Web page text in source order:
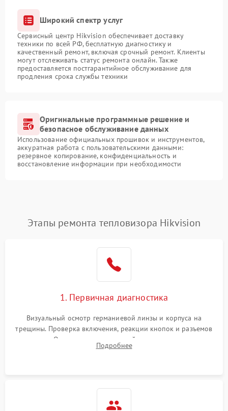
Широкий спектр услуг
Сервисный центр Hikvision обеспечивает доставку
техники по всей РФ, бесплатную диагностику и
качественный ремонт, включая срочный ремонт. Клиенты
могут отслеживать статус ремонта онлайн. Также
предоставляется постгарантийное обслуживание для
продления срока службы техники
Оригинальные программные решение и
безопасное обслуживание данных
Использование официальных прошивок и инструментов,
аккуратная работа с пользовательскими данными:
резервное копирование, конфиденциальность и
восстановление информации при необходимости
Этапы ремонта тепловизора Hikvision
1. Первичная диагностика
Визуальный осмотр германиевой линзы и корпуса на
трещины. Проверка включения, реакции кнопок и разъемов
зарядки. Оценка вывода тепловой сигнатуры на экран,
проверка базовых функций и считывание системных
Подробнее